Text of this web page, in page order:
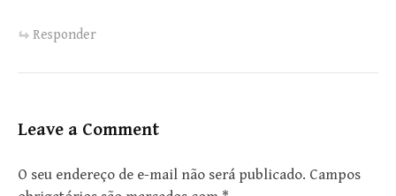
Responder
Leave a Comment
O seu endereço de e-mail não será publicado. Campos